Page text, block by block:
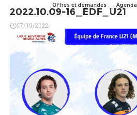
Offres et demandes Agenda
2022.10.09-16_EDF_U21
07/10/2022